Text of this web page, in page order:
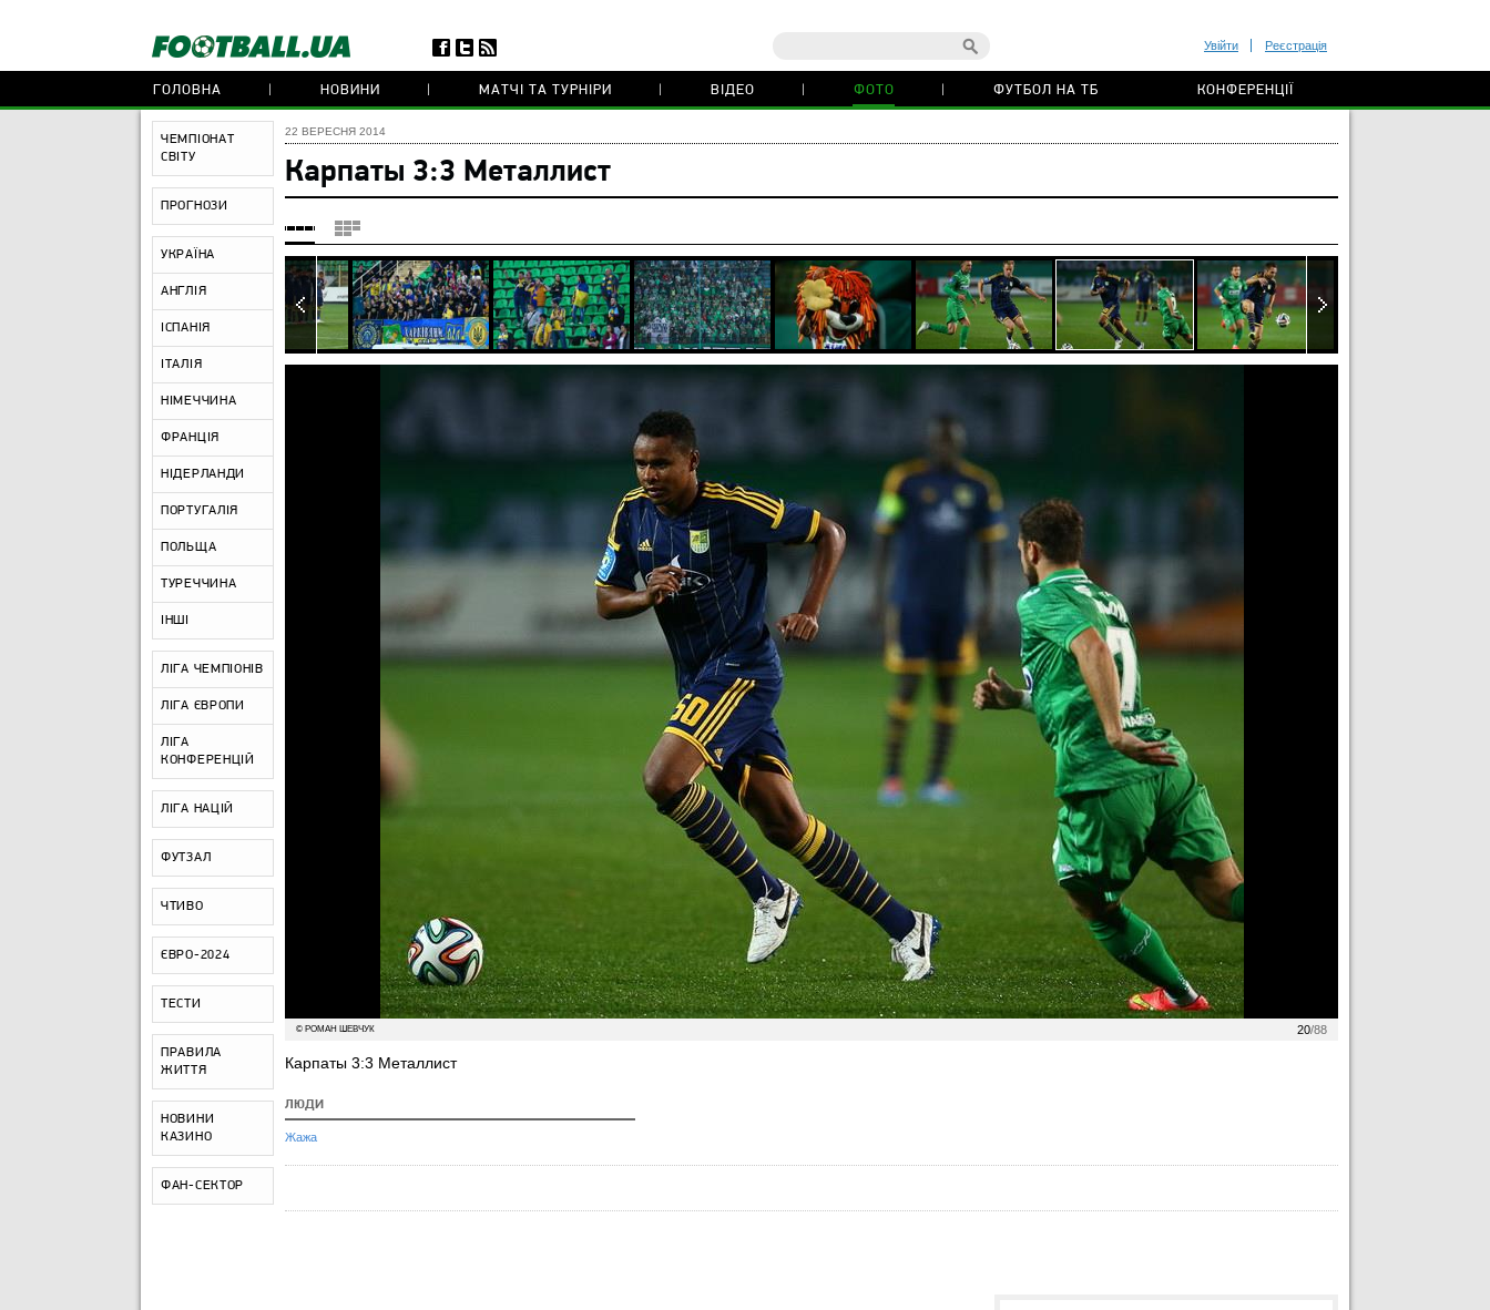
Увійти Реєстрація
ГОЛОВНА НОВИНИ МАТЧІ ТА ТУРНІРИ ВІДЕО ФОТО ФУТБОЛ НА ТБ КОНФЕРЕНЦІЇ
ЧЕМПІОНАТ
СВІТУ
ПРОГНОЗИ
УКРАЇНА
АНГЛІЯ
ІСПАНІЯ
ІТАЛІЯ
НІМЕЧЧИНА
ФРАНЦІЯ
НІДЕРЛАНДИ
ПОРТУГАЛІЯ
ПОЛЬЩА
ТУРЕЧЧИНА
ІНШІ
ЛІГА ЧЕМПІОНІВ
ЛІГА ЄВРОПИ
ЛІГА
КОНФЕРЕНЦІЙ
ЛІГА НАЦІЙ
ФУТЗАЛ
ЧТИВО
ЄВРО-2024
ТЕСТИ
ПРАВИЛА
ЖИТТЯ
НОВИНИ
КАЗИНО
ФАН-СЕКТОР
22 ВЕРЕСНЯ 2014
Карпаты 3:3 Металлист
20/88
© РОМАН ШЕВЧУК
Карпаты 3:3 Металлист
ЛЮДИ
Жажа